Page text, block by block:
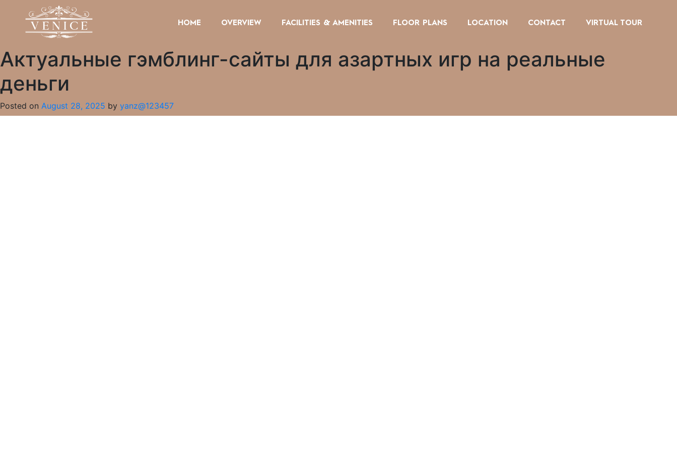
HOME OVERVIEW FACILITIES & AMENITIES FLOOR PLANS LOCATION CONTACT VIRTUAL TOUR
Актуальные гэмблинг-сайты для азартных игр на реальные
деньги
Posted on August 28, 2025 by yanz@123457